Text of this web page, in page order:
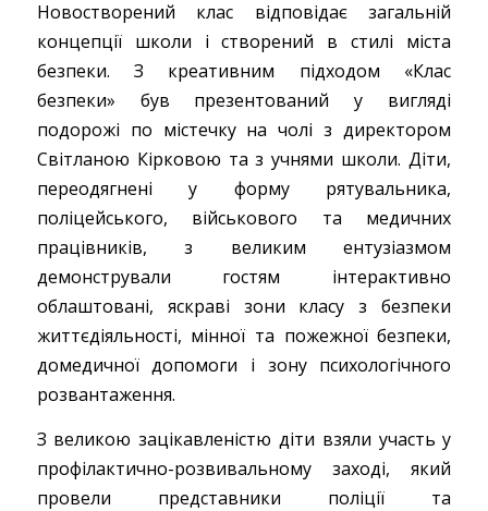
Новостворений клас відповідає загальній
концепції школи і створений в стилі міста
безпеки. З креативним підходом «Клас
безпеки» був презентований у вигляді
подорожі по містечку на чолі з директором
Світланою Кірковою та з учнями школи. Діти,
переодягнені у форму рятувальника,
поліцейського, військового та медичних
працівників, з великим ентузіазмом
демонстрували гостям інтерактивно
облаштовані, яскраві зони класу з безпеки
життєдіяльності, мінної та пожежної безпеки,
домедичної допомоги і зону психологічного
розвантаження.
З великою зацікавленістю діти взяли участь у
профілактично-розвивальному заході, який
провели представники поліції та